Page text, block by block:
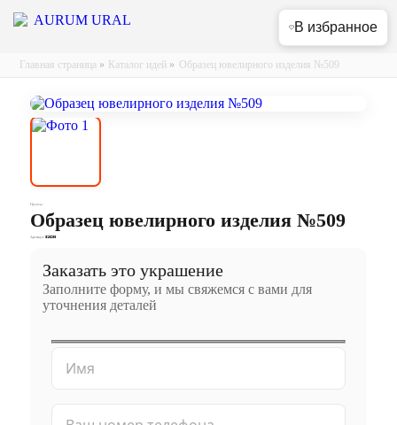
Главная страница» Каталог идей » Образец ювелирного изделия №509
Пусеты
Образец ювелирного изделия №509
Артикул: 310200
Заказать это украшение
Заполните форму, и мы свяжемся с вами для
уточнения деталей
В избранное